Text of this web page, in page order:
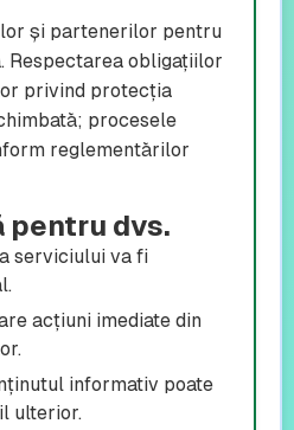
și partenerilor pentru
Respectarea obligațiilor
privind protecția
procesele
reglementărilor
pentru dvs.
serviciului va fi
acțiuni imediate din
informativ poate
ulterior.